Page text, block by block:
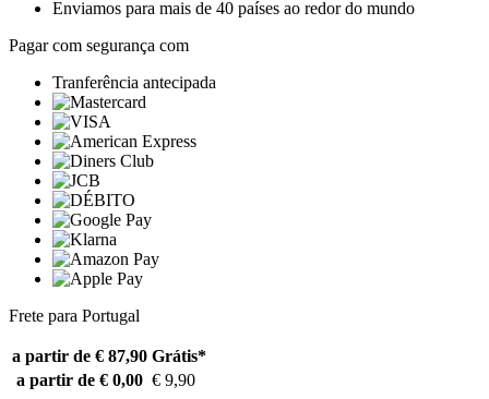
Enviamos para mais de 40 países ao redor do mundo
Pagar com segurança com
Tranferência antecipada
Frete para Portugal
a partir de € 87,90 Grátis*
a partir de € 0,00 € 9,90